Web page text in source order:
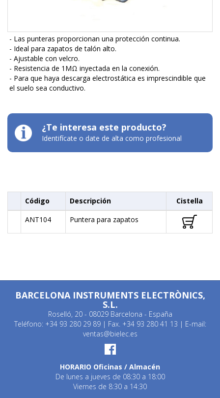
- Las punteras proporcionan una protección continua.
- Ideal para zapatos de talón alto.
- Ajustable con velcro.
- Resistencia de 1MΩ inyectada en la conexión.
- Para que haya descarga electrostática es imprescindible que
el suelo sea conductivo.
¿Te interesa este producto?
Identifícate o date de alta como profesional
Código Descripción
Cistella
ANT104
Puntera para zapatos
BARCELONA INSTRUMENTS ELECTRÒNICS,
S.L.
Roselló, 20 - 08029 Barcelona - España
Teléfono: +34 93 280 29 89 | Fax. +34 93 280 41 13 | E-mail:
ventas@bielec.es
HORARIO Oficinas / Almacén
De lunes a jueves de 08:30 a 18:00
Viernes de 8:30 a 14:30